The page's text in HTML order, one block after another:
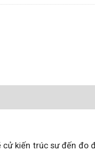
kiến trúc sư đến đo